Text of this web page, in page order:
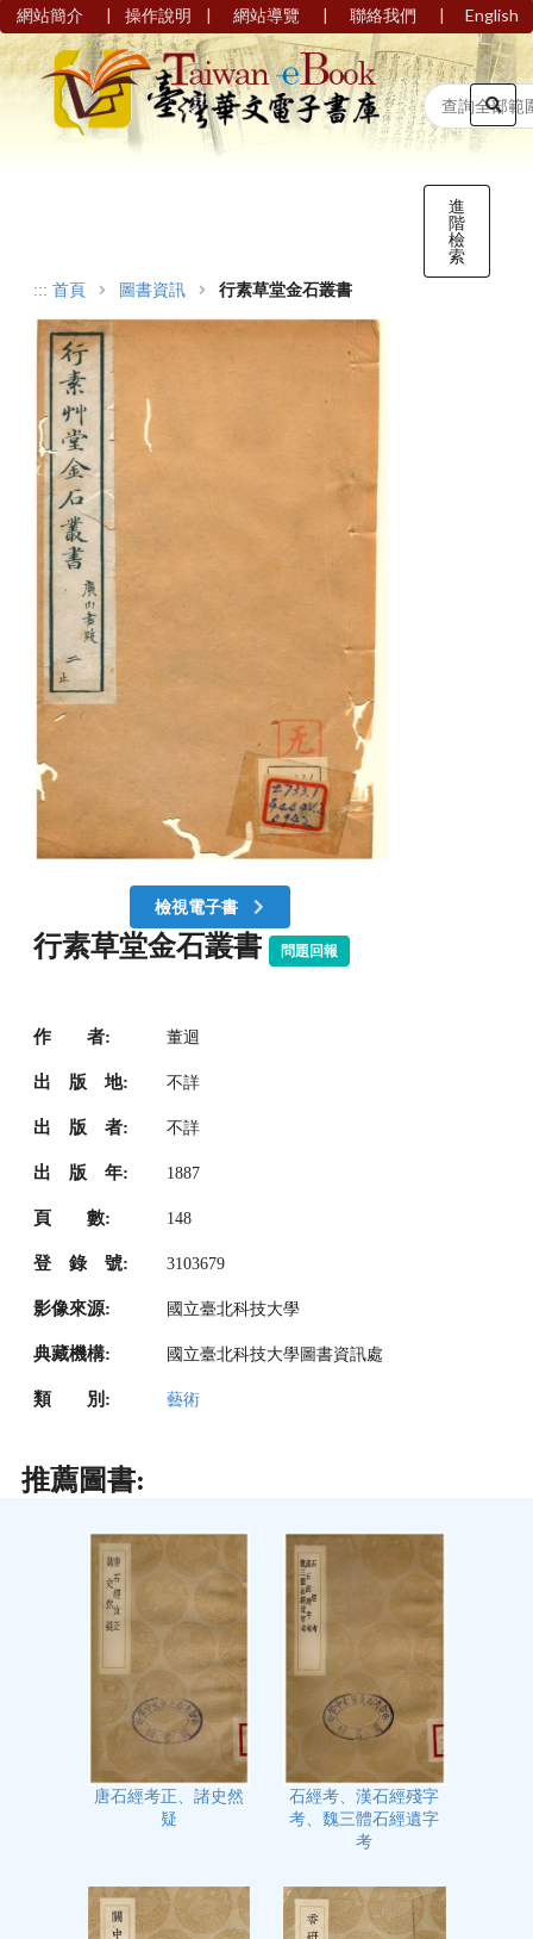
網站簡介 | 操作說明 | 網站導覽 | 聯絡我們 | English
進
階
檢
索
::: 首頁 圖書資訊 行素草堂金石叢書
檢視電子書
行素草堂金石叢書 問題回報
作 者: 董迴
出 版 地: 不詳
出 版 者: 不詳
出 版 年: 1887
頁 數: 148
登 錄 號: 3103679
影像來源: 國立臺北科技大學
典藏機構: 國立臺北科技大學圖書資訊處
類 別: 藝術
推薦圖書:
唐石經考正、諸史然
疑
石經考、漢石經殘字
考、魏三體石經遺字
考